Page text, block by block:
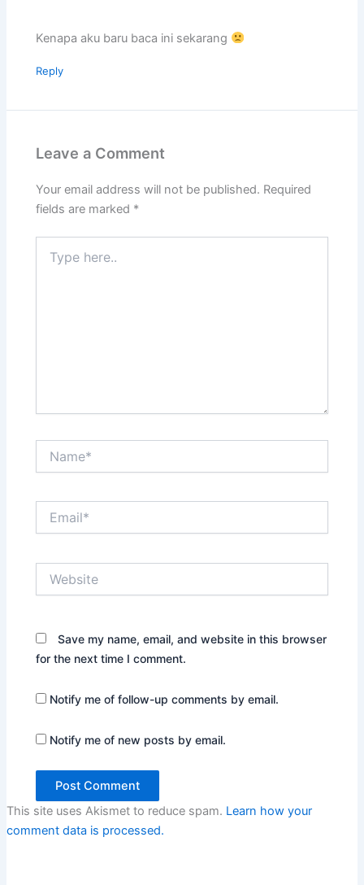
Kenapa aku baru baca ini sekarang
Reply
Leave a Comment
Your email address will not be published. Required
fields are marked *
here..
Save my name, email, and website in this browser
for the next time I comment.
Notify me of follow-up comments by email.
Notify me of new posts by email.
This site uses Akismet to reduce spam. Learn how your
comment data is processed.